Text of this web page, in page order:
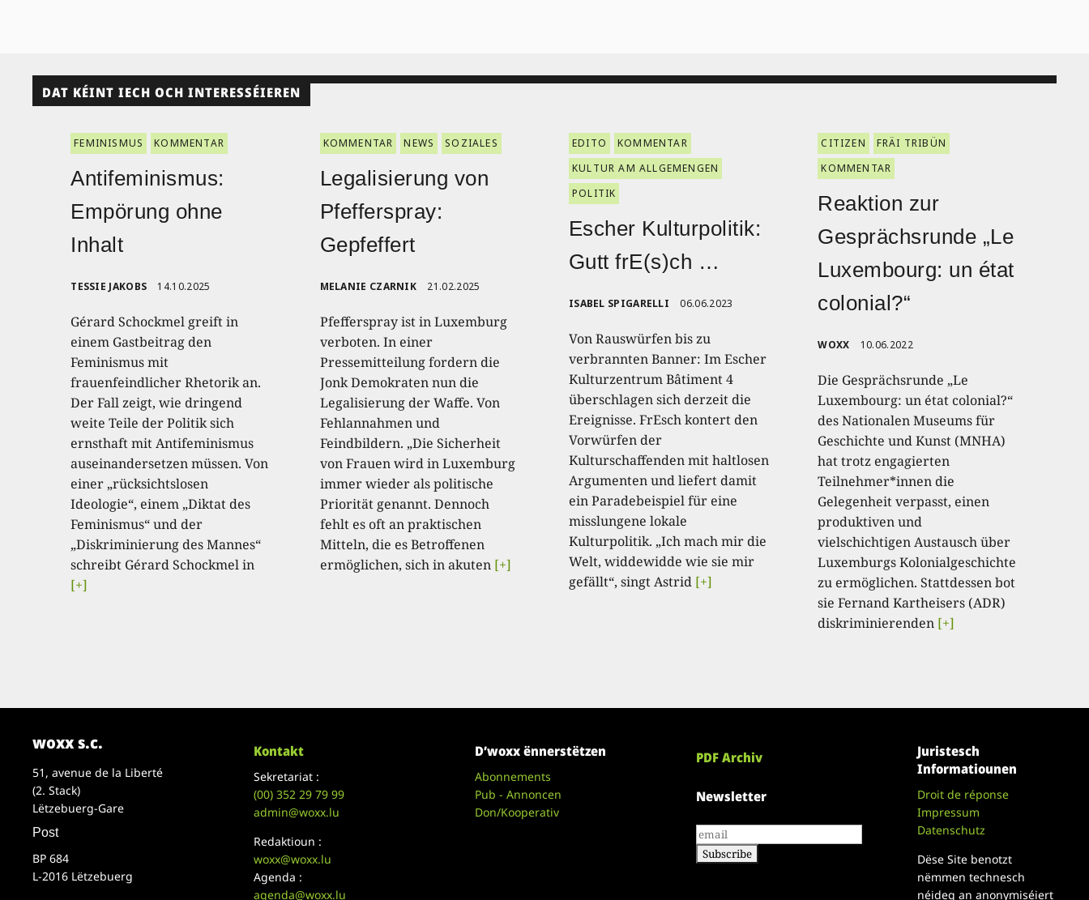
DAT KÉINT IECH OCH INTERESSÉIEREN
FEMINISMUS KOMMENTAR
Antifeminismus:
Empörung ohne
Inhalt
TESSIE JAKOBS 14.10.2025
Gérard Schockmel greift in
einem Gastbeitrag den
Feminismus mit
frauenfeindlicher Rhetorik an.
Der Fall zeigt, wie dringend
weite Teile der Politik sich
ernsthaft mit Antifeminismus
auseinandersetzen müssen. Von
einer „rücksichtslosen
Ideologie“, einem „Diktat des
Feminismus“ und der
„Diskriminierung des Mannes“
schreibt Gérard Schockmel in
[+]
KOMMENTAR NEWS SOZIALES
Legalisierung von
Pfefferspray:
Gepfeffert
MELANIE CZARNIK 21.02.2025
Pfefferspray ist in Luxemburg
verboten. In einer
Pressemitteilung fordern die
Jonk Demokraten nun die
Legalisierung der Waffe. Von
Fehlannahmen und
Feindbildern. „Die Sicherheit
von Frauen wird in Luxemburg
immer wieder als politische
Priorität genannt. Dennoch
fehlt es oft an praktischen
Mitteln, die es Betroffenen
ermöglichen, sich in akuten [+]
EDITO
KOMMENTAR
KULTUR AM ALLGEMENGEN
POLITIK
Escher Kulturpolitik:
Gutt frE(s)ch …
ISABEL SPIGARELLI 06.06.2023
Von Rauswürfen bis zu
verbrannten Banner: Im Escher
Kulturzentrum Bâtiment 4
überschlagen sich derzeit die
Ereignisse. FrEsch kontert den
Vorwürfen der
Kulturschaffenden mit haltlosen
Argumenten und liefert damit
ein Paradebeispiel für eine
misslungene lokale
Kulturpolitik. „Ich mach mir die
Welt, widdewidde wie sie mir
gefällt“, singt Astrid [+]
CITIZEN
FRÄI TRIBÜN
KOMMENTAR
Reaktion zur
Gesprächsrunde „Le
Luxembourg: un état
colonial?“
WOXX 10.06.2022
Die Gesprächsrunde „Le
Luxembourg: un état colonial?“
des Nationalen Museums für
Geschichte und Kunst (MNHA)
hat trotz engagierten
Teilnehmer*innen die
Gelegenheit verpasst, einen
produktiven und
vielschichtigen Austausch über
Luxemburgs Kolonialgeschichte
zu ermöglichen. Stattdessen bot
sie Fernand Kartheisers (ADR)
diskriminierenden [+]
woxx s.c.
51, avenue de la Liberté
(2. Stack)
Lëtzebuerg-Gare
Post
BP 684
L-2016 Lëtzebuerg
Kontakt
Sekretariat :
(00)352 29 79 99
admin@woxx.lu
Redaktioun :
woxx@woxx.lu
Agenda :
agenda@woxx.lu
D’woxx ënnerstëtzen
Abonnements
Pub - Annoncen
Don/Kooperativ
PDF Archiv
Newsletter
Juristesch
Informatiounen
Droit de réponse
Impressum
Datenschutz
Dëse Site benotzt
nëmmen technesch
néideg an anonymiséiert